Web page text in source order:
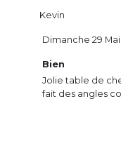
Kevin
Bien
Jolie table de
fait des angles
Dimanche 29